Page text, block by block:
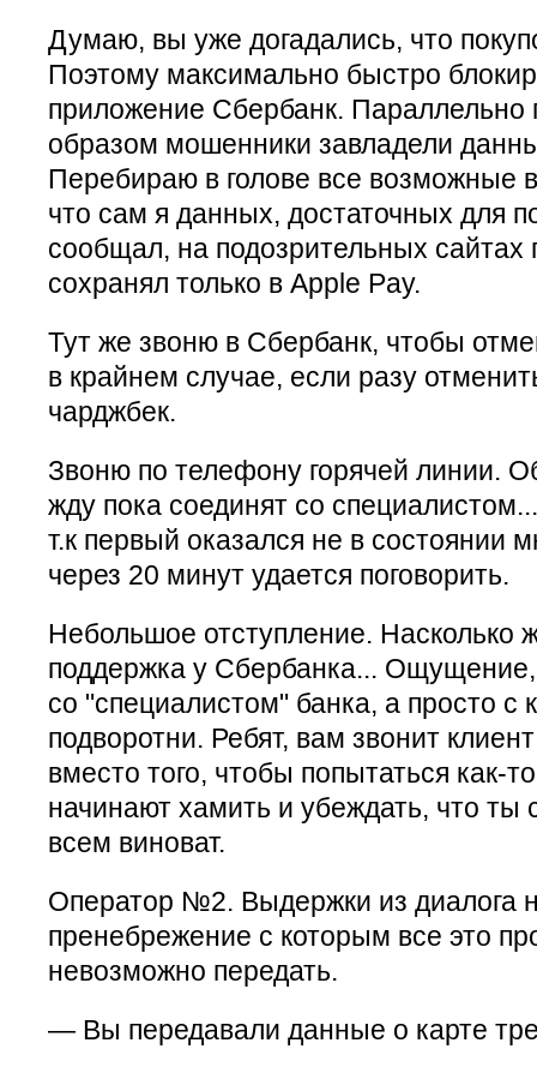
Думаю, вы уже догадались, что
Поэтому максимально быстро
приложение Сбербанк. Параллельно
образом мошенники завладели
Перебираю в голове все возможные
что сам я данных, достаточных для
сообщал, на подозрительных сайтах
сохранял только в Apple Pay.
Тут же звоню в Сбербанк, чтобы
в крайнем случае, если разу
чарджбек.
Звоню по телефону горячей линии.
жду пока соединят со
т.к первый оказался не в состоянии
через 20 минут удается поговорить.
Небольшое отступление. Насколько
поддержка у Сбербанка...
со "специалистом" банка, а просто с
подворотни. Ребят, вам звонит
вместо того, чтобы попытаться как-
начинают хамить и убеждать, что ты
всем виноват.
Оператор №2. Выдержки из диалога
пренебрежение с которым все это
невозможно передать.
— Вы передавали данные о карте